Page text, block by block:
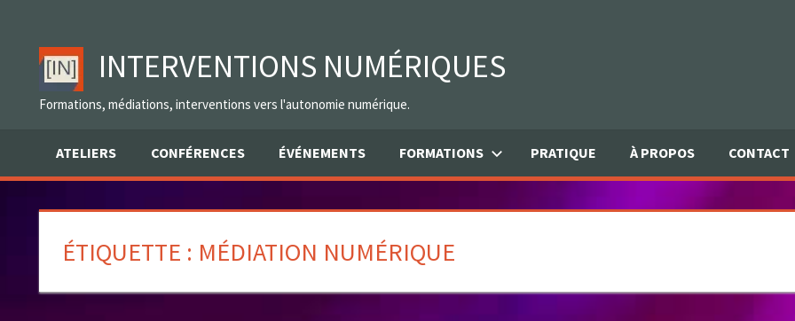
content
INTERVENTIONS NUMÉRIQUES
Formations, médiations, interventions vers l'autonomie numérique.
ATELIERS CONFÉRENCES ÉVÉNEMENTS FORMATIONS PRATIQUE À PROPOS CONTACT
ÉTIQUETTE : MÉDIATION NUMÉRIQUE